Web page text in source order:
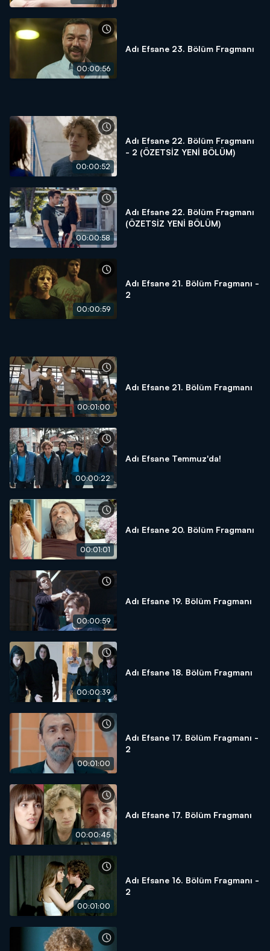
00:00:56
Adı Efsane 23. Bölüm Fragmanı
00:00:52
Adı Efsane 22. Bölüm Fragmanı
- 2 (ÖZETSİZ YENİ BÖLÜM)
00:00:58
Adı Efsane 22. Bölüm Fragmanı
(ÖZETSİZ YENİ BÖLÜM)
00:00:59
Adı Efsane 21. Bölüm Fragmanı -
2
00:01:00
Adı Efsane 21. Bölüm Fragmanı
00:00:22
Adı Efsane Temmuz'da!
00:01:01
Adı Efsane 20. Bölüm Fragmanı
00:00:59
Adı Efsane 19. Bölüm Fragmanı
00:00:39
Adı Efsane 18. Bölüm Fragmanı
00:01:00
Adı Efsane 17. Bölüm Fragmanı -
2
00:00:45
Adı Efsane 17. Bölüm Fragmanı
00:01:00
Adı Efsane 16. Bölüm Fragmanı -
2